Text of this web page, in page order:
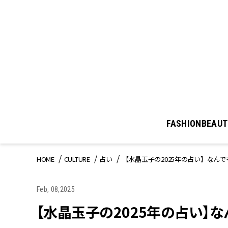
FASHION
HOME CULTURE 占い 【水晶玉子の2025年の占い】なん
Feb, 08,2025
【水晶玉子の2025年の占い】